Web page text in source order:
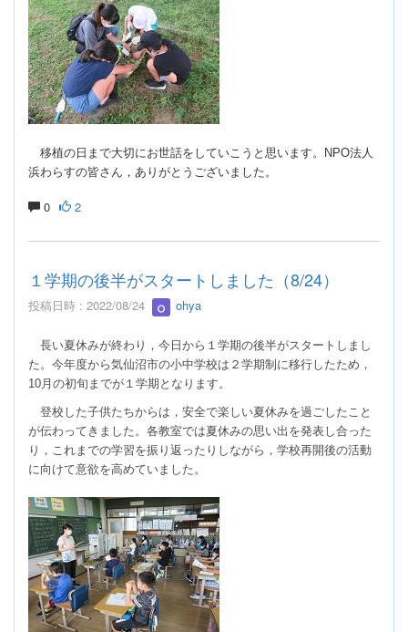
移植の日まで大切にお世話をしていこうと思います。 NPO法人
浜わらすの皆さん，ありがとうございました。
0 2
１学期の後半がスタートしました（8/24）
投稿日時 : 2022/08/24 ohya
長い夏休みが終わり，今日から１学期の後半がスタートしまし
た。今年度から気仙沼市の小中学校は２学期制に移行したため，
10 月の初旬までが１学期となります。
登校した子供たちからは，安全で楽しい夏休みを過ごしたこと
が伝わってきました。各教室では夏休みの思い出を発表し合った
り，これまでの学習を振り返ったりしながら，学校再開後の活動
に向けて意欲を高めていました。